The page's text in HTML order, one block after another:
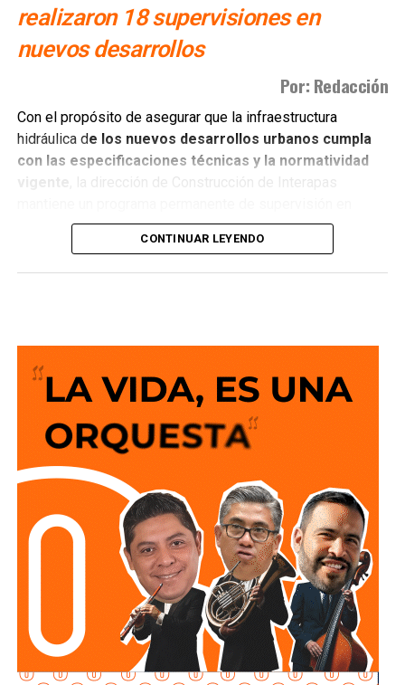
realizaron 18 supervisiones en
nuevos desarrollos
Por: Redacción
Con el propósito de asegurar que la infraestructura
hidráulica de los nuevos desarrollos urbanos cumpla
con las especificaciones técnicas y la normatividad
vigente
, la dirección de Construcción de Interapas
fraccionamientos y centros de población que buscan
incorporarse a las redes de agua potable y drenaje.
y que los puntos de conexión al sistema público sean
adecuados para garantizar un servicio seguro y eficiente.
Durante las inspecciones pueden determinarse medidas
preventivas y correctivas, para autorizar la incorporación
de nuevos desarrollos a la infraestructura hidráulica
metropolitana.
CONTINUAR LEYENDO